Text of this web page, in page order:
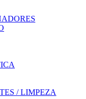
/ LIMPEZA